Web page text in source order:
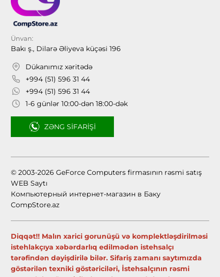
Ünvan:
Bakı ş., Dilarə Əliyeva küçəsi 196
Dükanımız xəritədə
+994 (51) 596 31 44
+994 (51) 596 31 44
1-6 günlər 10:00-dən 18:00-dək
ZƏNG SIFARIŞI
© 2003-2026 GeForce Computers firmasının rəsmi satış
WEB Saytı
Компьютерный интернет-магазин в Баку
CompStore.az
Diqqət!! Malın xarici gorunüşü və komplektləşdirilməsi
istehlakçıya xəbərdarlıq edilmədən istehsalçı
tərəfindən dəyişdirilə bilər. Sifariş zamanı saytımızda
göstərilən texniki göstəriciləri, İstehsalçının rəsmi